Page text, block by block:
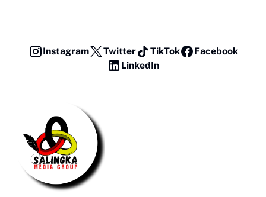
Instagram Twitter TikTok
Facebook
LinkedIn